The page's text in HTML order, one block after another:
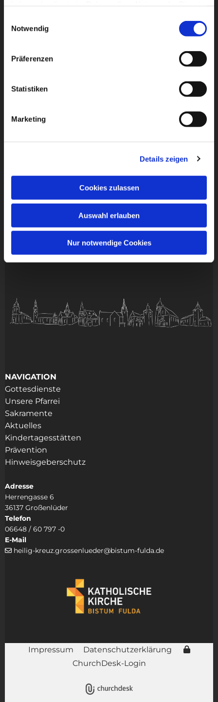
Notwendig
Präferenzen
Statistiken
Marketing
Details zeigen
Cookies zulassen
Auswahl erlauben
Nur notwendige Cookies
NAVIGATION
Gottesdienste
Unsere Pfarrei
Sakramente
Aktuelles
Kindertagesstätten
Prävention
Hinweisgeberschutz
Adresse
Herrengasse 6
36137 Großenlüder
Telefon
06648 / 60 797 -0
E-Mail
 heilig-kreuz.grossenlueder@bistum-fulda.de
Impressum
Datenschutzerklärung
ChurchDesk-Login